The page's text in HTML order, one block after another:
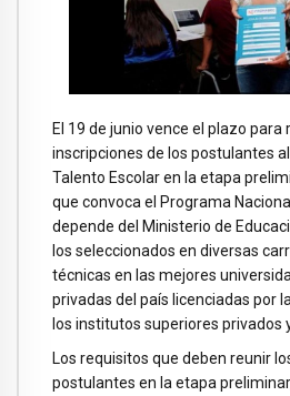
El 19 de junio vence el plazo para
inscripciones de los postulantes
Talento Escolar en la etapa
que convoca el Programa
depende del Ministerio de
los seleccionados en diversas
técnicas en las mejores
privadas del país licenciadas por
los institutos superiores privados
Los requisitos que deben reunir
postulantes en la etapa